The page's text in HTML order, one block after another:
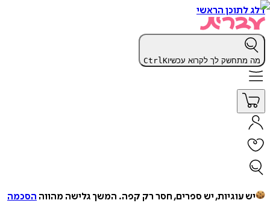
דלג לתוכן הראשי
מה מתחשק לך לקרוא עכשיו CtrlK
יש עוגיות, יש ספרים, חסר רק קפה. המשך גלישה מהווה הסכמה